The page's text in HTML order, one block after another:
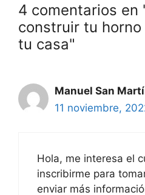
4 comentarios en
construir tu
tu casa"
Manuel San
11 noviembre,
Hola, me interesa el
inscribirme para
enviar más